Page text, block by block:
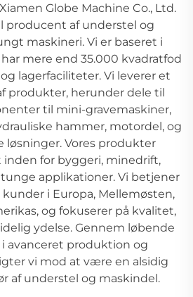
Globe Machine Co., Ltd.
producent af understel og
maskineri. Vi er baseret i
mere end 35.000 kvadratfod
lagerfaciliteter. Vi leverer et
produkter, herunder dele til
til mini-gravemaskiner,
hammer, motordel, og
løsninger. Vores produkter
inden for byggeri, minedrift,
applikationer. Vi betjener
i Europa, Mellemøsten,
og fokuserer på kvalitet,
ydelse. Gennem løbende
avanceret produktion og
vi mod at være en alsidig
af understel og maskindel.